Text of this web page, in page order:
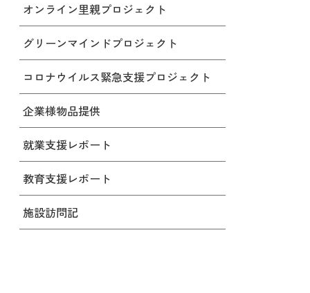
オンライン里親プロジェクト
グリーンマインドプロジェクト
コロナウイルス緊急支援プロジェクト
企業様物品提供
就業支援レポート
教育支援レポート
施設訪問記